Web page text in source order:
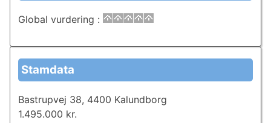
Global vurdering :
Stamdata
Bastrupvej 38, 4400 Kalundborg
1.495.000 kr.